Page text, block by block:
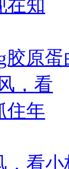
胶原
，看